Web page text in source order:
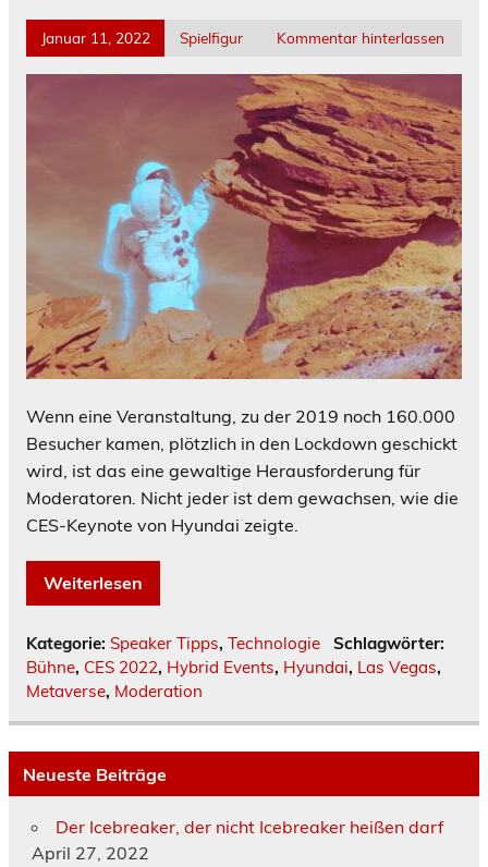
Januar 11, 2022 Spielfigur Kommentar hinterlassen
Wenn eine Veranstaltung, zu der 2019 noch 160.000
Besucher kamen, plötzlich in den Lockdown geschickt
wird, ist das eine gewaltige Herausforderung für
Moderatoren. Nicht jeder ist dem gewachsen, wie die
CES-Keynote von Hyundai zeigte.
Weiterlesen
Kategorie: Speaker Tipps, Technologie
Schlagwörter:
Bühne, CES 2022, Hybrid Events, Hyundai, Las Vegas,
Metaverse, Moderation
Neueste Beiträge
Der Icebreaker, der nicht Icebreaker heißen darf
April 27, 2022